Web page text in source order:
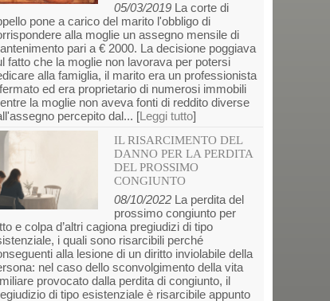
05/03/2019La corte di
pone a carico del marito l'obbligo di
alla moglie un assegno mensile di
pari a € 2000. La decisione poggiava
fatto che la moglie non lavorava per potersi
alla famiglia, il marito era un professionista
ed era proprietario di numerosi immobili
la moglie non aveva fonti di reddito diverse
percepito dal... [Leggi tutto]
IL RISARCIMENTO DEL
DANNO PER LA PERDITA
DEL PROSSIMO
CONGIUNTO
08/10/2022La perdita del
prossimo congiunto per
e colpa d’altri cagiona pregiudizi di tipo
i quali sono risarcibili perché
alla lesione di un diritto inviolabile della
nel caso dello sconvolgimento della vita
provocato dalla perdita di congiunto, il
di tipo esistenziale è risarcibile appunto